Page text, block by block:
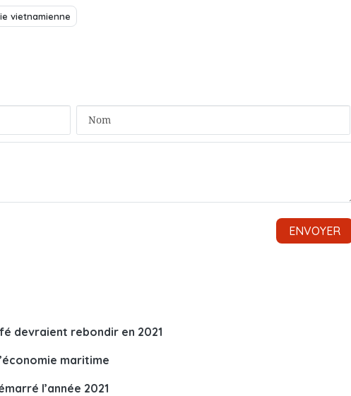
vietnamienne
devraient rebondir en 2021
maritime
l’année 2021